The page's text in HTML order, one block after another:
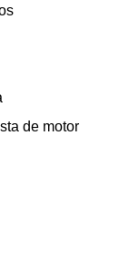
de motor